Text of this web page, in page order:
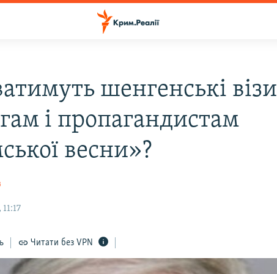
шенгенські візи
і пропагандистам
весни»?
Читати без VPN